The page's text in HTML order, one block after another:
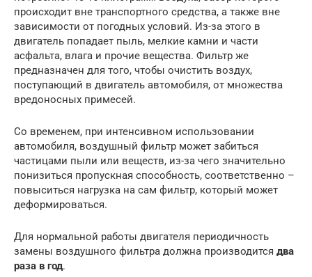
происходит вне транспортного средства, а также вне
зависимости от погодных условий. Из-за этого в
двигатель попадает пыль, мелкие камни и части
асфальта, влага и прочие вещества. Фильтр же
предназначен для того, чтобы очистить воздух,
поступающий в двигатель автомобиля, от множества
вредоносных примесей.
Со временем, при интенсивном использовании
автомобиля, воздушный фильтр может забиться
частицами пыли или веществ, из-за чего значительно
понизиться пропускная способность, соответственно –
повыситься нагрузка на сам фильтр, который может
деформироваться.
Для нормальной работы двигателя периодичность
замены воздушного фильтра должна производится два
раза в год.